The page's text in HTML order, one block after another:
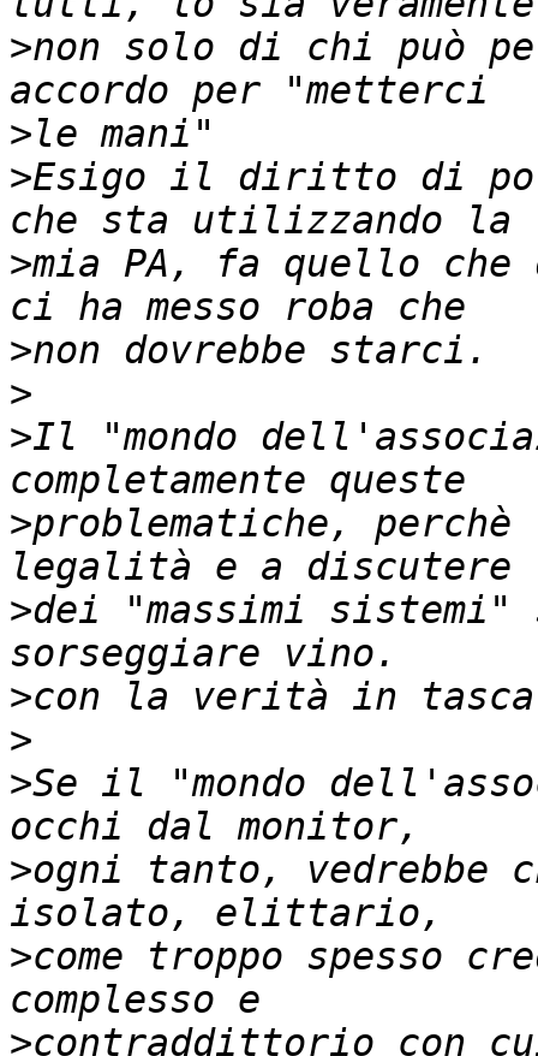
>non solo di chi può
>
>Esigo il diritto di
>mia PA, fa quello che
>
>
>Il "mondo
>problematiche,
>dei "massimi sistemi"
>
>
>Se il "mondo
>ogni tanto, vedrebbe
>come troppo spesso
>contraddittorio con